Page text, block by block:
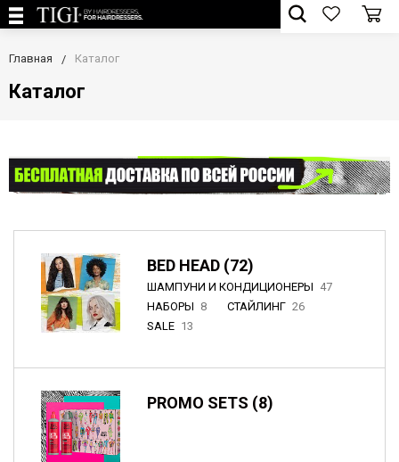
Главная Каталог
Каталог
BED HEAD (72)
ШАМПУНИ И КОНДИЦИОНЕРЫ 47
НАБОРЫ 8 СТАЙЛИНГ 26
SALE 13
PROMO SETS (8)